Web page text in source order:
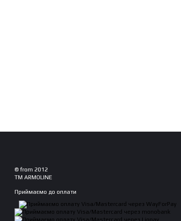
© from 2012
TM ARMOLINE
Приймаємо до оплати